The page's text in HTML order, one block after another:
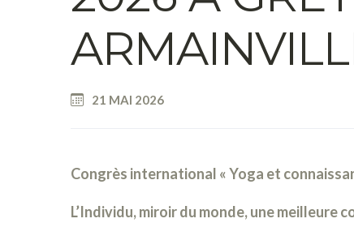
21 MAI 2026
Congrès international « Yoga et
L’Individu, miroir du monde, une meilleure